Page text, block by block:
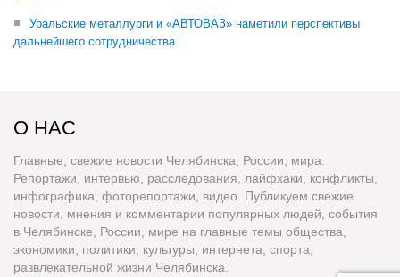
Уральские металлурги и «АВТОВАЗ» наметили перспективы
дальнейшего сотрудничества
О НАС
Главные, свежие новости Челябинска, России, мира.
Репортажи, интервью, расследования, лайфхаки, конфликты,
инфографика, фоторепортажи, видео. Публикуем свежие
новости, мнения и комментарии популярных людей, события
в Челябинске, России, мире на главные темы общества,
экономики, политики, культуры, интернета, спорта,
развлекательной жизни Челябинска.